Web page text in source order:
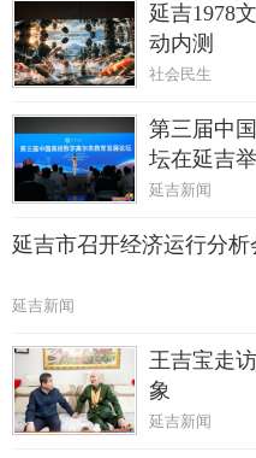
延吉1978
动内测
社会民生
第三届中
坛在延吉
延吉新闻
延吉市召开经济运行分析
延吉新闻
王吉宝走
象
延吉新闻